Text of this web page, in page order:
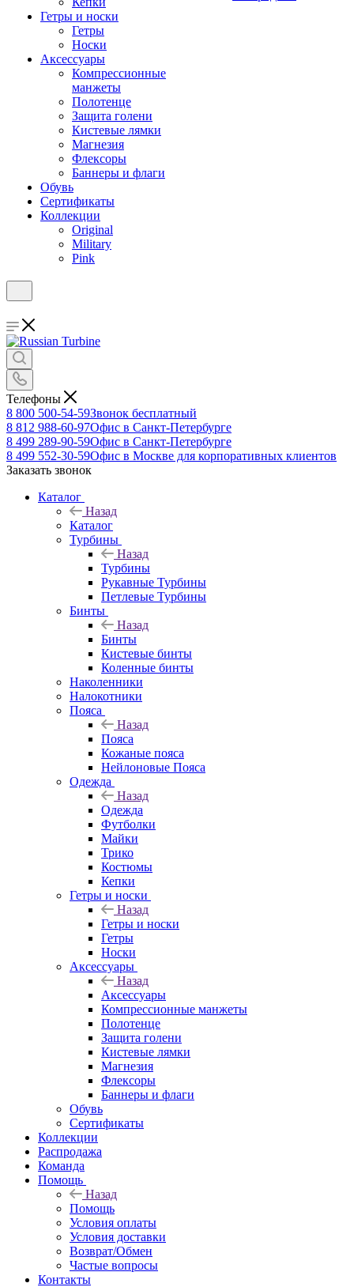
Гетры и носки
Гетры
Носки
Аксессуары
Компрессионные
манжеты
Полотенце
Защита голени
Кистевые лямки
Магнезия
Флексоры
Баннеры и флаги
Обувь
Сертификаты
Коллекции
Original
Military
Pink
Телефоны
8 800 500-54-59Звонок бесплатный
8 812 988-60-97Офис в Санкт-Петербурге
8 499 289-90-59Офис в Санкт-Петербурге
8 499 552-30-59Офис в Москве для корпоративных клиентов
Заказать звонок
Каталог
Назад
Каталог
Турбины
Назад
Турбины
Рукавные Турбины
Петлевые Турбины
Бинты
Назад
Бинты
Кистевые бинты
Коленные бинты
Наколенники
Налокотники
Пояса
Назад
Пояса
Кожаные пояса
Нейлоновые Пояса
Одежда
Назад
Одежда
Футболки
Майки
Трико
Костюмы
Кепки
Гетры и носки
Назад
Гетры и носки
Гетры
Носки
Аксессуары
Назад
Аксессуары
Компрессионные манжеты
Полотенце
Защита голени
Кистевые лямки
Магнезия
Флексоры
Баннеры и флаги
Обувь
Сертификаты
Коллекции
Распродажа
Команда
Помощь
Назад
Помощь
Условия оплаты
Условия доставки
Возврат/Обмен
Частые вопросы
Контакты